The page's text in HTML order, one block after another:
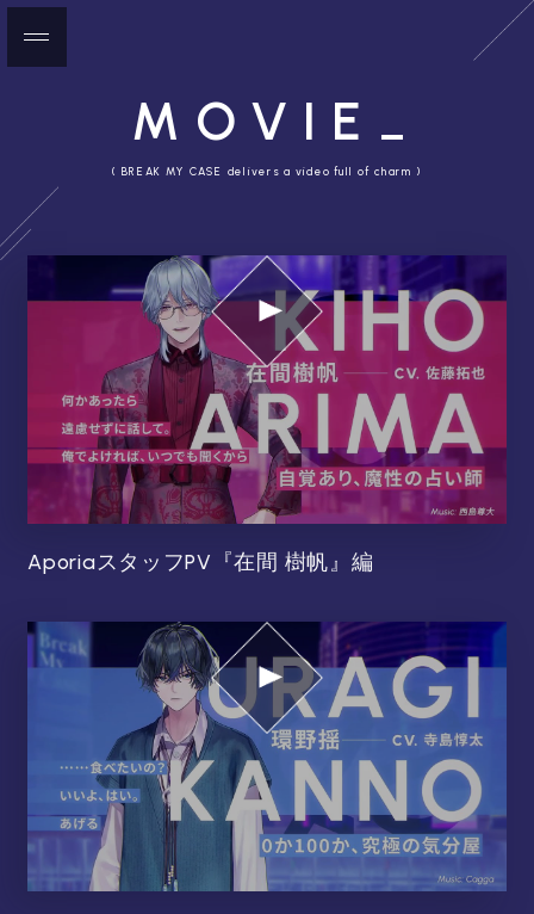
MOVIE
( BREAK MY CASE delivers a video full of charm )
AporiaスタッフPV『在間 樹帆』編